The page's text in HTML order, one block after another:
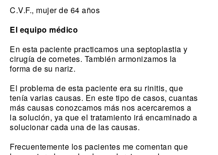
C.V.F., mujer de 64 años
El equipo médico
En esta paciente practicamos una septoplastia y
cirugía de cornetes. También armonizamos la
forma de su nariz.
El problema de esta paciente era su rinitis, que
tenía varias causas. En este tipo de casos, cuantas
más causas conozcamos más nos acercaremos a
la solución, ya que el tratamiento irá encaminado a
solucionar cada una de las causas.
Frecuentemente los pacientes me comentan que